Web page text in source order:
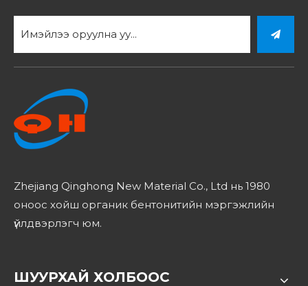
Zhejiang Qinghong New Material Co., Ltd нь 1980
оноос хойш органик бентонитийн мэргэжлийн
үйлдвэрлэгч юм.
ШУУРХАЙ ХОЛБООС